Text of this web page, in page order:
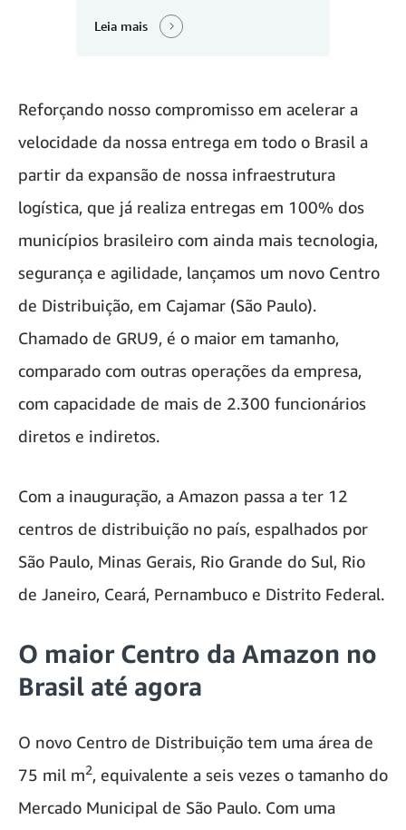
Leia mais
Reforçando nosso compromisso em acelerar a
velocidade da nossa entrega em todo o Brasil a
partir da expansão de nossa infraestrutura
logística, que já realiza entregas em 100% dos
municípios brasileiro com ainda mais tecnologia,
segurança e agilidade, lançamos um novo Centro
de Distribuição, em Cajamar (São Paulo).
Chamado de GRU9, é o maior em tamanho,
comparado com outras operações da empresa,
com capacidade de mais de 2.300 funcionários
diretos e indiretos.
Com a inauguração, a Amazon passa a ter 12
centros de distribuição no país, espalhados por
São Paulo, Minas Gerais, Rio Grande do Sul, Rio
de Janeiro, Ceará, Pernambuco e Distrito Federal.
O maior Centro da Amazon no
Brasil até agora
O novo Centro de Distribuição tem uma área de
75 mil m2, equivalente a seis vezes o tamanho do
Mercado Municipal de São Paulo. Com uma